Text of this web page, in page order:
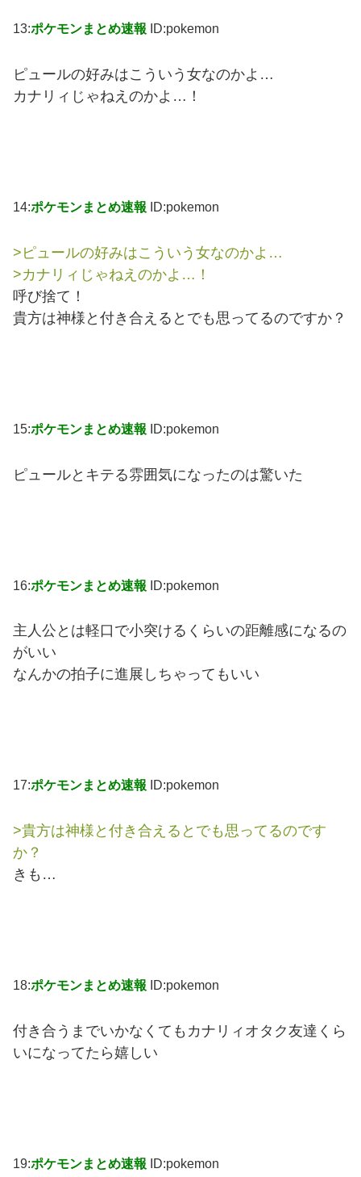
13:ポケモンまとめ速報 ID:pokemon
ピュールの好みはこういう女なのかよ…
カナリィじゃねえのかよ…！
14:ポケモンまとめ速報 ID:pokemon
>ピュールの好みはこういう女なのかよ…
>カナリィじゃねえのかよ…！
呼び捨て！
貴方は神様と付き合えるとでも思ってるのですか？
15:ポケモンまとめ速報 ID:pokemon
ピュールとキテる雰囲気になったのは驚いた
16:ポケモンまとめ速報 ID:pokemon
主人公とは軽口で小突けるくらいの距離感になるの
がいい
なんかの拍子に進展しちゃってもいい
17:ポケモンまとめ速報 ID:pokemon
>貴方は神様と付き合えるとでも思ってるのです
か？
きも…
18:ポケモンまとめ速報 ID:pokemon
付き合うまでいかなくてもカナリィオタク友達くら
いになってたら嬉しい
19:ポケモンまとめ速報 ID:pokemon